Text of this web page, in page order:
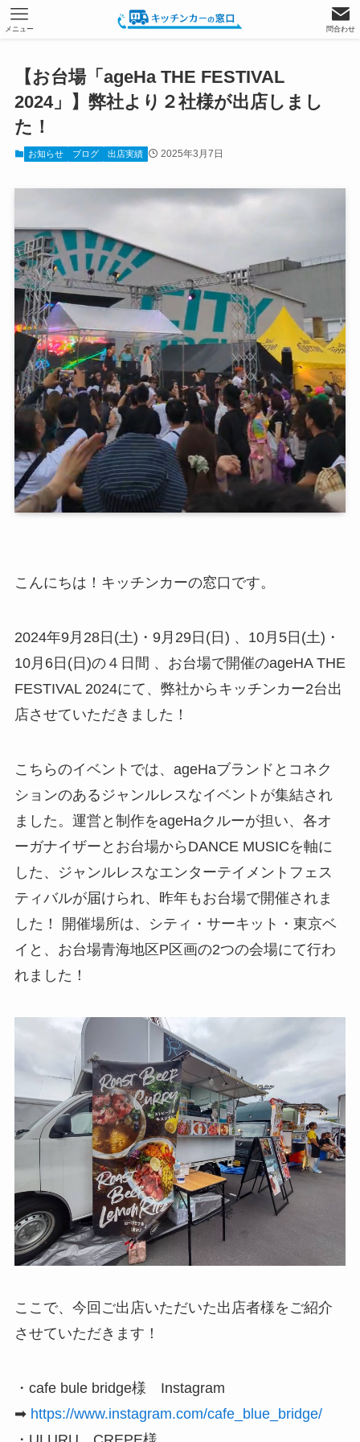
問合わせ
メニュー
【お台場「ageHa THE FESTIVAL
2024」】弊社より２社様が出店しまし
た！
お知らせ ブログ 出店実績 2025年3月7日
こんにちは！キッチンカーの窓口です。
2024年9月28日(土)・9月29日(日) 、10月5日(土)・
10月6日(日)の４日間 、お台場で開催のageHA THE
FESTIVAL 2024にて、弊社からキッチンカー2台出
店させていただきました！
こちらのイベントでは、ageHaブランドとコネク
ションのあるジャンルレスなイベントが集結され
ました。運営と制作をageHaクルーが担い、各オ
ーガナイザーとお台場からDANCE MUSICを軸に
した、ジャンルレスなエンターテイメントフェス
ティバルが届けられ、昨年もお台場で開催されま
した！ 開催場所は、シティ・サーキット・東京ベ
イと、お台場青海地区P区画の2つの会場にて行わ
れました！
ここで、今回ご出店いただいた出店者様をご紹介
させていただきます！
・cafe bule bridge様 Instagram
➡ https://www.instagram.com/cafe_blue_bridge/